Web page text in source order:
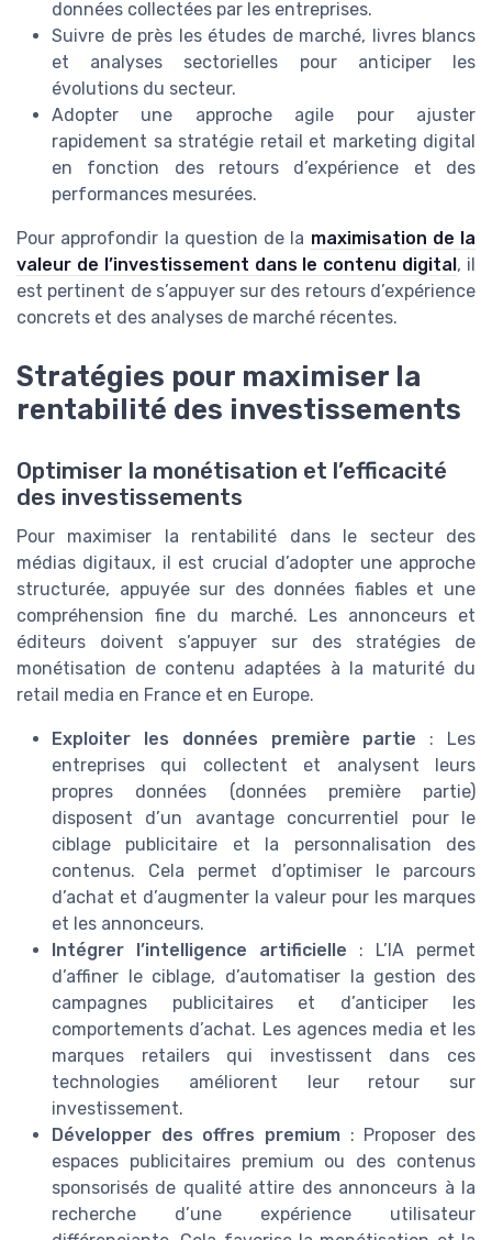
données collectées par les entreprises.
Suivre de près les études de marché, livres blancs
et analyses sectorielles pour anticiper les
évolutions du secteur.
Adopter une approche agile pour ajuster
rapidement sa stratégie retail et marketing digital
en fonction des retours d’expérience et des
performances mesurées.
Pour approfondir la question de la maximisation de la
valeur de l’investissement dans le contenu digital, il
est pertinent de s’appuyer sur des retours d’expérience
concrets et des analyses de marché récentes.
Stratégies pour maximiser la
rentabilité des investissements
Optimiser la monétisation et l’efficacité
des investissements
Pour maximiser la rentabilité dans le secteur des
médias digitaux, il est crucial d’adopter une approche
structurée, appuyée sur des données fiables et une
compréhension fine du marché. Les annonceurs et
éditeurs doivent s’appuyer sur des stratégies de
monétisation de contenu adaptées à la maturité du
retail media en France et en Europe.
Exploiter les données première partie : Les
entreprises qui collectent et analysent leurs
propres données (données première partie)
disposent d’un avantage concurrentiel pour le
ciblage publicitaire et la personnalisation des
contenus. Cela permet d’optimiser le parcours
d’achat et d’augmenter la valeur pour les marques
et les annonceurs.
Intégrer l’intelligence artificielle : L’IA permet
d’affiner le ciblage, d’automatiser la gestion des
campagnes publicitaires et d’anticiper les
comportements d’achat. Les agences media et les
marques retailers qui investissent dans ces
technologies améliorent leur retour sur
investissement.
Développer des offres premium : Proposer des
espaces publicitaires premium ou des contenus
sponsorisés de qualité attire des annonceurs à la
recherche d’une expérience utilisateur